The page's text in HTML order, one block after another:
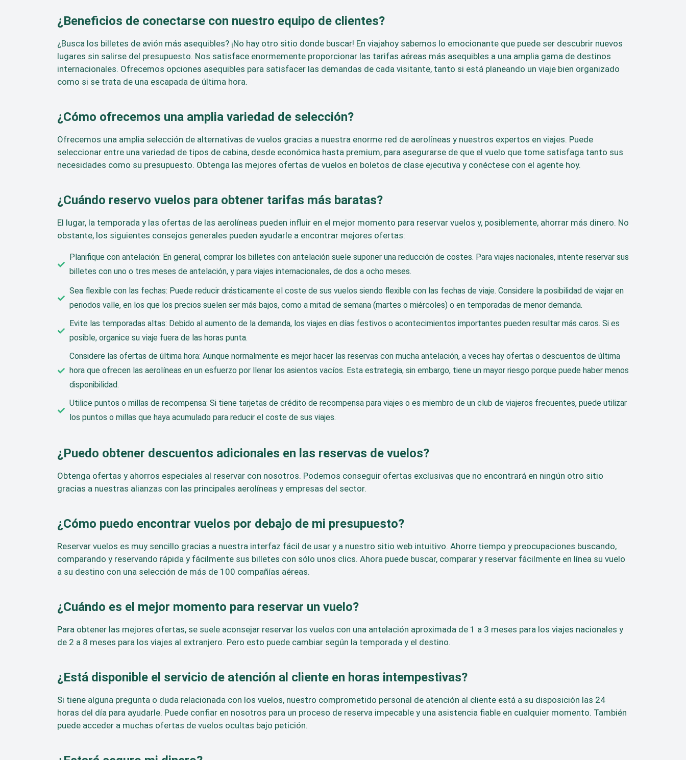
¿Beneficios de conectarse con nuestro equipo de clientes?
¿Busca los billetes de avión más asequibles? ¡No hay otro sitio donde buscar! En viajahoy sabemos lo emocionante que puede ser descubrir nuevos
lugares sin salirse del presupuesto. Nos satisface enormemente proporcionar las tarifas aéreas más asequibles a una amplia gama de destinos
internacionales. Ofrecemos opciones asequibles para satisfacer las demandas de cada visitante, tanto si está planeando un viaje bien organizado
como si se trata de una escapada de última hora.
¿Cómo ofrecemos una amplia variedad de selección?
Ofrecemos una amplia selección de alternativas de vuelos gracias a nuestra enorme red de aerolíneas y nuestros expertos en viajes. Puede
seleccionar entre una variedad de tipos de cabina, desde económica hasta premium, para asegurarse de que el vuelo que tome satisfaga tanto sus
necesidades como su presupuesto. Obtenga las mejores ofertas de vuelos en boletos de clase ejecutiva y conéctese con el agente hoy.
¿Cuándo reservo vuelos para obtener tarifas más baratas?
El lugar, la temporada y las ofertas de las aerolíneas pueden influir en el mejor momento para reservar vuelos y, posiblemente, ahorrar más dinero. No
obstante, los siguientes consejos generales pueden ayudarle a encontrar mejores ofertas:
Planifique con antelación: En general, comprar los billetes con antelación suele suponer una reducción de costes. Para viajes nacionales, intente reservar sus
billetes con uno o tres meses de antelación, y para viajes internacionales, de dos a ocho meses.
Sea flexible con las fechas: Puede reducir drásticamente el coste de sus vuelos siendo flexible con las fechas de viaje. Considere la posibilidad de viajar en
periodos valle, en los que los precios suelen ser más bajos, como a mitad de semana (martes o miércoles) o en temporadas de menor demanda.
Evite las temporadas altas: Debido al aumento de la demanda, los viajes en días festivos o acontecimientos importantes pueden resultar más caros. Si es
posible, organice su viaje fuera de las horas punta.
Considere las ofertas de última hora: Aunque normalmente es mejor hacer las reservas con mucha antelación, a veces hay ofertas o descuentos de última
hora que ofrecen las aerolíneas en un esfuerzo por llenar los asientos vacíos. Esta estrategia, sin embargo, tiene un mayor riesgo porque puede haber menos
disponibilidad.
Utilice puntos o millas de recompensa: Si tiene tarjetas de crédito de recompensa para viajes o es miembro de un club de viajeros frecuentes, puede utilizar
los puntos o millas que haya acumulado para reducir el coste de sus viajes.
¿Puedo obtener descuentos adicionales en las reservas de vuelos?
Obtenga ofertas y ahorros especiales al reservar con nosotros. Podemos conseguir ofertas exclusivas que no encontrará en ningún otro sitio
gracias a nuestras alianzas con las principales aerolíneas y empresas del sector.
¿Cómo puedo encontrar vuelos por debajo de mi presupuesto?
Reservar vuelos es muy sencillo gracias a nuestra interfaz fácil de usar y a nuestro sitio web intuitivo. Ahorre tiempo y preocupaciones buscando,
comparando y reservando rápida y fácilmente sus billetes con sólo unos clics. Ahora puede buscar, comparar y reservar fácilmente en línea su vuelo
a su destino con una selección de más de 100 compañías aéreas.
¿Cuándo es el mejor momento para reservar un vuelo?
Para obtener las mejores ofertas, se suele aconsejar reservar los vuelos con una antelación aproximada de 1 a 3 meses para los viajes nacionales y
de 2 a 8 meses para los viajes al extranjero. Pero esto puede cambiar según la temporada y el destino.
¿Está disponible el servicio de atención al cliente en horas intempestivas?
Si tiene alguna pregunta o duda relacionada con los vuelos, nuestro comprometido personal de atención al cliente está a su disposición las 24
horas del día para ayudarle. Puede confiar en nosotros para un proceso de reserva impecable y una asistencia fiable en cualquier momento. También
puede acceder a muchas ofertas de vuelos ocultas bajo petición.